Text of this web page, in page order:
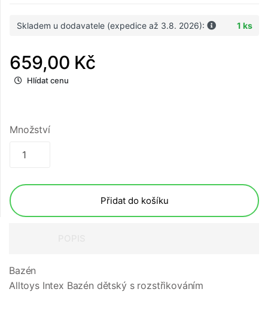
Skladem u dodavatele (expedice až 3.8. 2026): 1 ks
659,00 Kč
Hlídat cenu
Množství
Přidat do košíku
Bazén
Alltoys Intex Bazén dětský s rozstřikováním